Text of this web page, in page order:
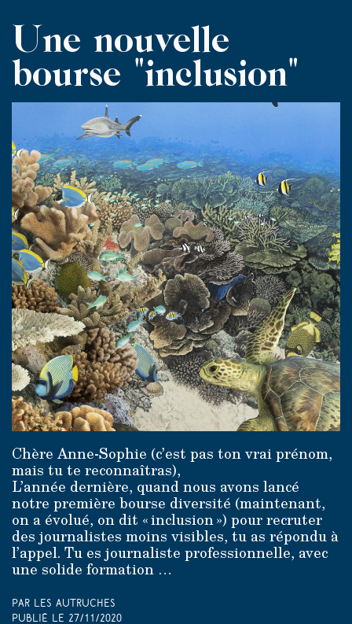
Une nouvelle
bourse "inclusion"
Chère Anne-Sophie (c’est pas ton vrai prénom,
mais tu te reconnaîtras),
L’année dernière, quand nous avons lancé
notre première bourse diversité (maintenant,
on a évolué, on dit « inclusion ») pour recruter
des journalistes moins visibles, tu as répondu à
l’appel. Tu es journaliste professionnelle, avec
une solide formation …
Par Les Autruches
Publié le 27/11/2020